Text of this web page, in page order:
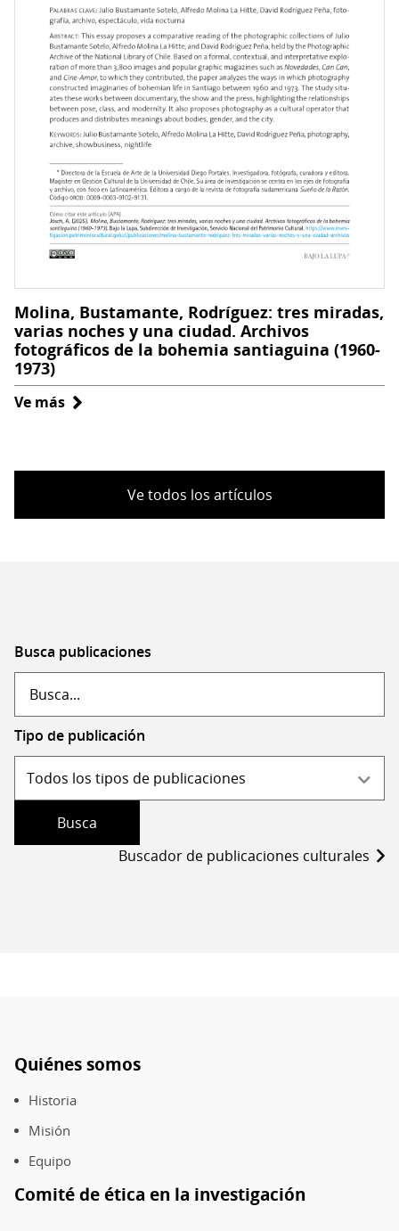
2023)
Molina, Bustamante, Rodríguez: tres miradas,
varias noches y una ciudad. Archivos
fotográficos de la bohemia santiaguina (1960-
1973)
Ve más sobre
Rodríguez:
Archivos
fotográficos
de
la
bohemia
santiaguina
(1960-
1973)
Ve todos los artículos
Busca publicaciones
Tipo de publicación
Buscador de publicaciones culturales
Pie
de
página
Quiénes somos
Historia
Misión
Equipo
Comité de ética en la investigación